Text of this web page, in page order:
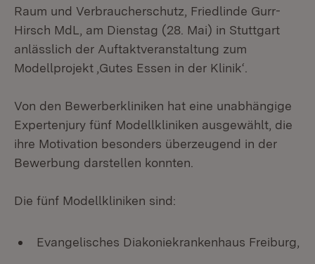
Raum und Verbraucherschutz, Friedlinde Gurr-
Hirsch MdL, am Dienstag (28. Mai) in Stuttgart
anlässlich der Auftaktveranstaltung zum
Modellprojekt ‚Gutes Essen in der Klinik‘.
Von den Bewerberkliniken hat eine unabhängige
Expertenjury fünf Modellkliniken ausgewählt, die
ihre Motivation besonders überzeugend in der
Bewerbung darstellen konnten.
Die fünf Modellkliniken sind:
Evangelisches Diakoniekrankenhaus Freiburg,